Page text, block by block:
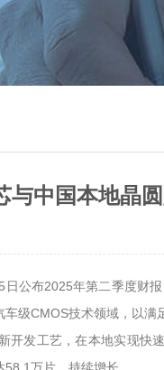
与中国本地晶
公布2025年第二季度财
级CMOS技术领域，以
开发工艺，在本地实现